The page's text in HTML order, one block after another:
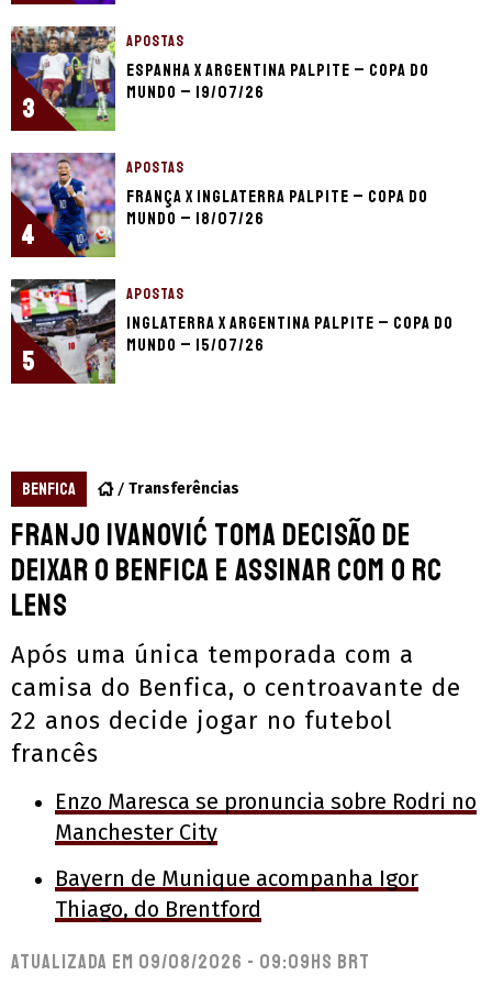
3
APOSTAS
Espanha x Argentina palpite – Copa do
Mundo – 19/07/26
4
APOSTAS
França x Inglaterra palpite – Copa do
Mundo – 18/07/26
5
APOSTAS
Inglaterra x Argentina palpite – Copa do
Mundo – 15/07/26
BENFICA Transferências
Franjo Ivanović toma decisão de
deixar o Benfica e assinar com o RC
Lens
Após uma única temporada com a
camisa do Benfica, o centroavante de
22 anos decide jogar no futebol
francês
Enzo Maresca se pronuncia sobre Rodri no
Manchester City
Bayern de Munique acompanha Igor
Thiago, do Brentford
Atualizada em 09/08/2026 - 09:09hs BRT